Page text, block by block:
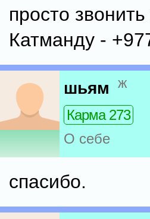
просто
Катманду -
шьям ж
Карма 273
О себе
спасибо.